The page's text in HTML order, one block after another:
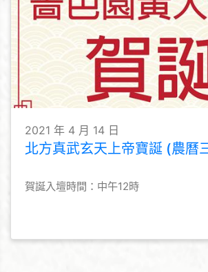
2021 年 4 月 14 日
北方真武玄天上帝寶誕 (農曆
賀誕入壇時間：中午12時